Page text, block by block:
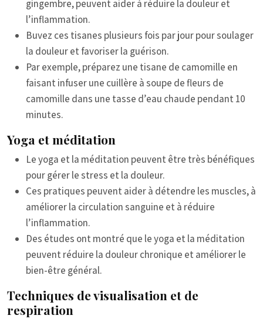
gingembre, peuvent aider à réduire la douleur et
l’inflammation.
Buvez ces tisanes plusieurs fois par jour pour soulager
la douleur et favoriser la guérison.
Par exemple, préparez une tisane de camomille en
faisant infuser une cuillère à soupe de fleurs de
camomille dans une tasse d’eau chaude pendant 10
minutes.
Yoga et méditation
Le yoga et la méditation peuvent être très bénéfiques
pour gérer le stress et la douleur.
Ces pratiques peuvent aider à détendre les muscles, à
améliorer la circulation sanguine et à réduire
l’inflammation.
Des études ont montré que le yoga et la méditation
peuvent réduire la douleur chronique et améliorer le
bien-être général.
Techniques de visualisation et de
respiration